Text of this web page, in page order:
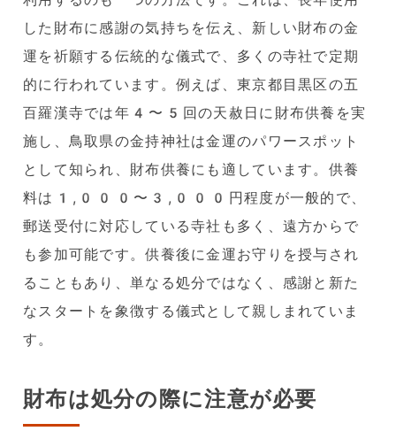
した財布に感謝の気持ちを伝え、新しい財布の金
運を祈願する伝統的な儀式で、多くの寺社で定期
的に行われています。例えば、東京都目黒区の五
百羅漢寺では年4〜5回の天赦日に財布供養を実
施し、鳥取県の金持神社は金運のパワースポット
として知られ、財布供養にも適しています。供養
料は1,000〜3,000円程度が一般的で、
郵送受付に対応している寺社も多く、遠方からで
も参加可能です。供養後に金運お守りを授与され
ることもあり、単なる処分ではなく、感謝と新た
なスタートを象徴する儀式として親しまれていま
す。
財布は処分の際に注意が必要